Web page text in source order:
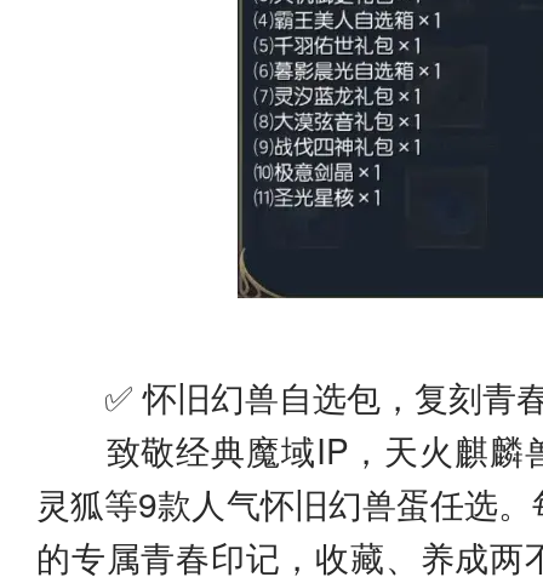
✅ 怀旧幻兽自选包，复刻青
致敬经典魔域IP，天火麒麟
灵狐等9款人气怀旧幻兽蛋任选
的专属青春印记，收藏、养成两